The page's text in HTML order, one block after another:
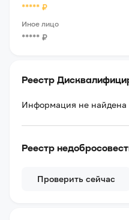
***** ₽
Иное лицо
***** ₽
Реестр
Информация не найдена
Реестр
Проверить сейчас